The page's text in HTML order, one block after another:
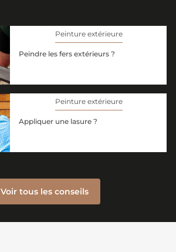
Peinture extérieure
Peindre les fers extérieurs ?
Peinture extérieure
Appliquer une lasure ?
Voir tous les conseils